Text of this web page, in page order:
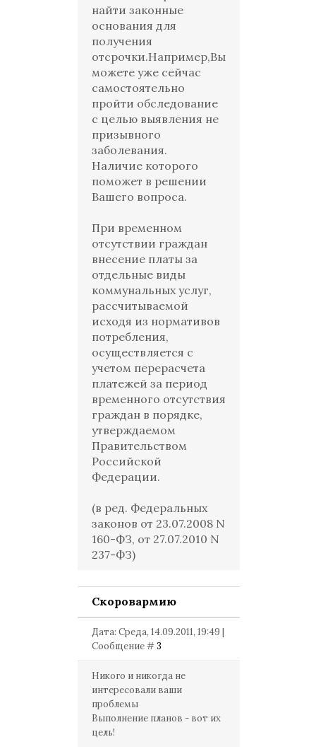
найти законные
основания для
получения
отсрочки.Например,Вы
можете уже сейчас
самостоятельно
пройти обследование
с целью выявления не
призывного
заболевания.
Наличие которого
поможет в решении
Вашего вопроса.
При временном
отсутствии граждан
внесение платы за
отдельные виды
коммунальных услуг,
рассчитываемой
исходя из нормативов
потребления,
осуществляется с
учетом перерасчета
платежей за период
временного отсутствия
граждан в порядке,
утверждаемом
Правительством
Российской
Федерации.
(в ред. Федеральных
законов от 23.07.2008 N
160-ФЗ, от 27.07.2010 N
237-ФЗ)
Скоровармию
Дата: Среда, 14.09.2011, 19:49 |
Сообщение #3
Никого и никогда не
интересовали ваши
проблемы
Выполнение планов - вот их
цель!